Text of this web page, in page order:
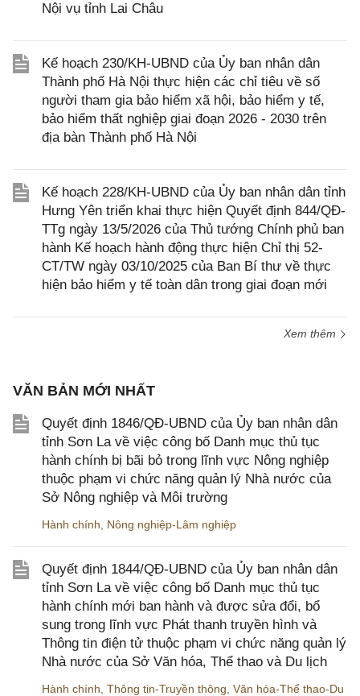
Nội vụ tỉnh Lai Châu
Kế hoạch 230/KH-UBND của Ủy ban nhân dân
Thành phố Hà Nội thực hiện các chỉ tiêu về số
người tham gia bảo hiểm xã hội, bảo hiểm y tế,
bảo hiểm thất nghiệp giai đoạn 2026 - 2030 trên
địa bàn Thành phố Hà Nội
Kế hoạch 228/KH-UBND của Ủy ban nhân dân tỉnh
Hưng Yên triển khai thực hiện Quyết định 844/QĐ-
TTg ngày 13/5/2026 của Thủ tướng Chính phủ ban
hành Kế hoạch hành động thực hiện Chỉ thị 52-
CT/TW ngày 03/10/2025 của Ban Bí thư về thực
hiện bảo hiểm y tế toàn dân trong giai đoạn mới
Xem thêm
VĂN BẢN MỚI NHẤT
Quyết định 1846/QĐ-UBND của Ủy ban nhân dân
tỉnh Sơn La về việc công bố Danh mục thủ tục
hành chính bị bãi bỏ trong lĩnh vực Nông nghiệp
thuộc phạm vi chức năng quản lý Nhà nước của
Sở Nông nghiệp và Môi trường
Hành chính Nông nghiệp-Lâm nghiệp
Quyết định 1844/QĐ-UBND của Ủy ban nhân dân
tỉnh Sơn La về việc công bố Danh mục thủ tục
hành chính mới ban hành và được sửa đổi, bổ
sung trong lĩnh vực Phát thanh truyền hình và
Thông tin điện tử thuộc phạm vi chức năng quản lý
Nhà nước của Sở Văn hóa, Thể thao và Du lịch
Hành chính Thông tin-Truyền thông Văn hóa-Thể thao-Du